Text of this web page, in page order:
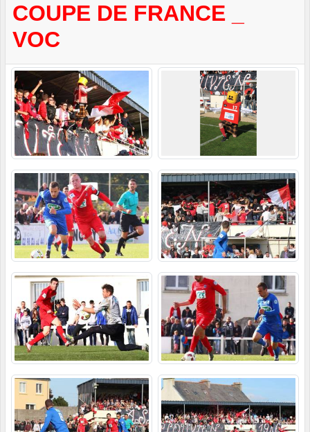
COUPE DE FRANCE _
VOC